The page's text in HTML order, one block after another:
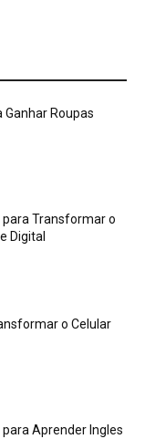
Roupas
Transformar o
Digital
o Celular
Aprender Ingles